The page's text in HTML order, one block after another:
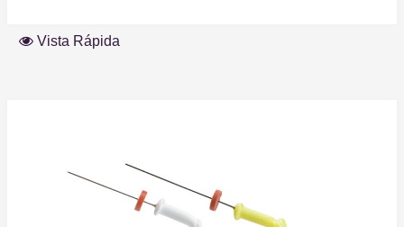
Vista Rápida